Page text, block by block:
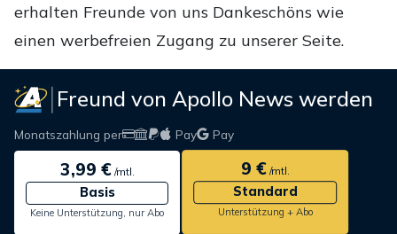
erhalten Freunde von uns Dankeschöns wie
einen werbefreien Zugang zu unserer Seite.
Freund von Apollo News werden
Monatszahlung per Pay Pay
3,99 €/mtl.
Basis
Keine Unterstützung, nur Abo
9 €/mtl.
Standard
Unterstützung + Abo